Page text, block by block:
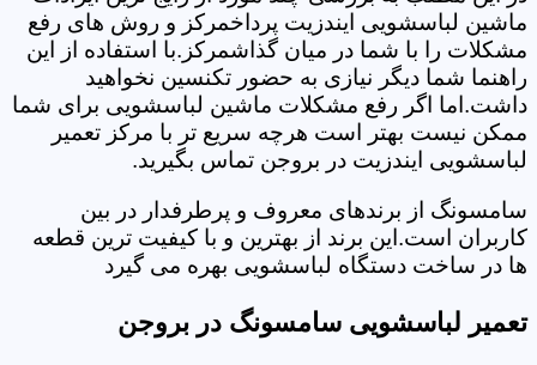
ماشین لباسشویی ایندزیت پرداخمرکز و روش های رفع
مشکلات را با شما در میان گذاشمرکز.با استفاده از این
راهنما شما دیگر نیازی به حضور تکنسین نخواهید
داشت.اما اگر رفع مشکلات ماشین لباسشویی برای شما
ممکن نیست بهتر است هرچه سریع تر با مرکز تعمیر
لباسشویی ایندزیت در بروجن تماس بگیرید.
سامسونگ از برندهای معروف و پرطرفدار در بین
کاربران است.این برند از بهترین و با کیفیت ترین قطعه
ها در ساخت دستگاه لباسشویی بهره می گیرد
تعمیر لباسشویی سامسونگ در بروجن